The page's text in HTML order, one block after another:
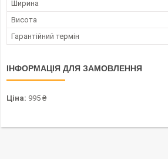
Ширина
Висота
Гарантійний термін
ІНФОРМАЦІЯ ДЛЯ ЗАМОВЛЕННЯ
Ціна: 995 ₴